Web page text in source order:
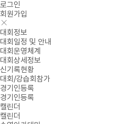
로그인
회원가입
대회정보
대회일정 및 안내
대회운영체계
대회상세정보
신기록현황
대회/강습회참가
경기인등록
경기인등록
캘린더
캘린더